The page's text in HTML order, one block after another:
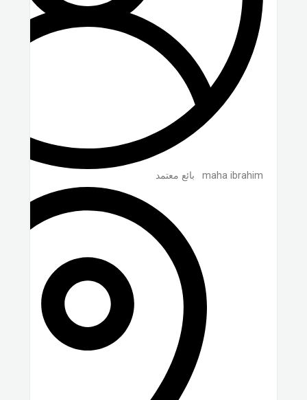
maha ibrahim بائع معتمد